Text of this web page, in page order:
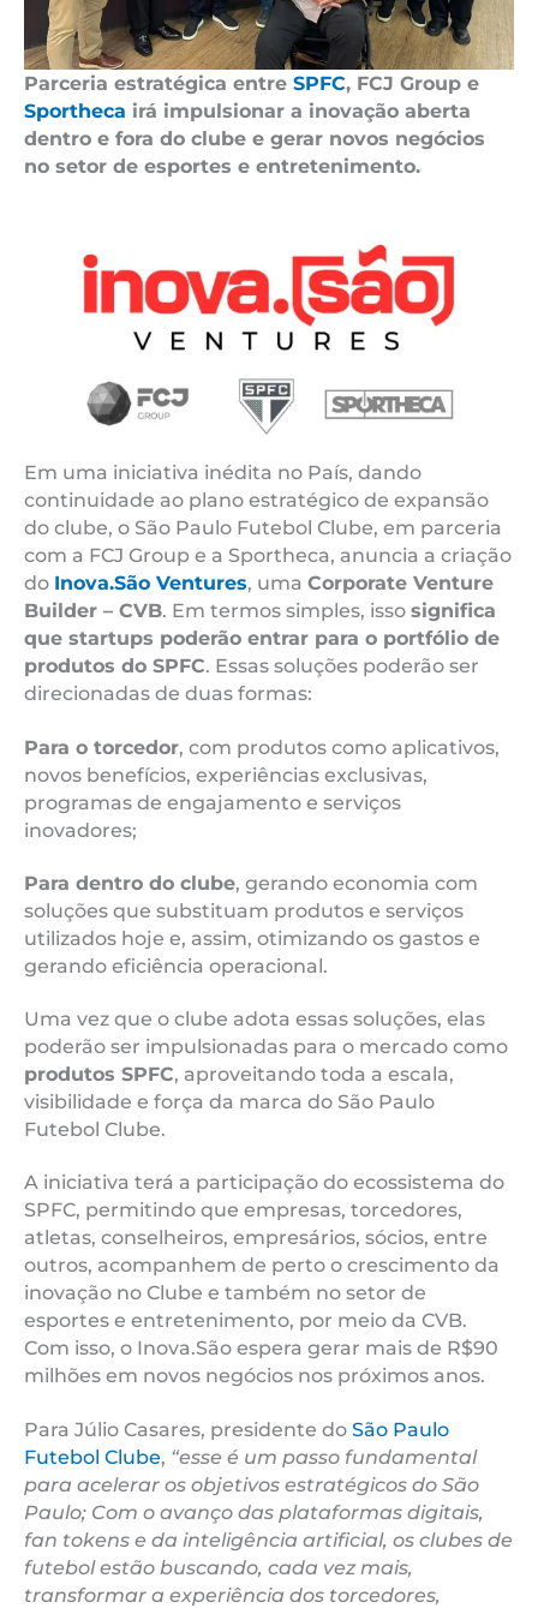
Parceria estratégica entre SPFC, FCJ Group e
Sportheca irá impulsionar a inovação aberta
dentro e fora do clube e gerar novos negócios
no setor de esportes e entretenimento.
Em uma iniciativa inédita no País, dando
continuidade ao plano estratégico de expansão
do clube, o São Paulo Futebol Clube, em parceria
com a FCJ Group e a Sportheca, anuncia a criação
do Inova.São Ventures, uma Corporate Venture
Builder – CVB. Em termos simples, isso significa
que startups poderão entrar para o portfólio de
produtos do SPFC. Essas soluções poderão ser
direcionadas de duas formas:
Para o torcedor, com produtos como aplicativos,
novos benefícios, experiências exclusivas,
programas de engajamento e serviços
inovadores;
Para dentro do clube, gerando economia com
soluções que substituam produtos e serviços
utilizados hoje e, assim, otimizando os gastos e
gerando eficiência operacional.
Uma vez que o clube adota essas soluções, elas
poderão ser impulsionadas para o mercado como
produtos SPFC, aproveitando toda a escala,
visibilidade e força da marca do São Paulo
Futebol Clube.
A iniciativa terá a participação do ecossistema do
SPFC, permitindo que empresas, torcedores,
atletas, conselheiros, empresários, sócios, entre
outros, acompanhem de perto o crescimento da
inovação no Clube e também no setor de
esportes e entretenimento, por meio da CVB.
Com isso, o Inova.São espera gerar mais de R$90
milhões em novos negócios nos próximos anos.
Para Júlio Casares, presidente do São Paulo
Futebol Clube, “esse é um passo fundamental
para acelerar os objetivos estratégicos do São
Paulo; Com o avanço das plataformas digitais,
fan tokens e da inteligência artificial, os clubes de
futebol estão buscando, cada vez mais,
transformar a experiência dos torcedores,